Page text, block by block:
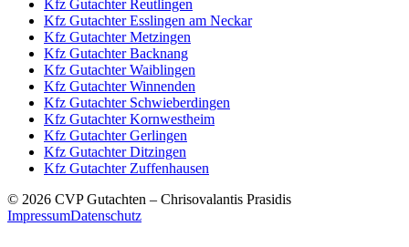
Kfz GutachterReutlingen
Kfz GutachterEsslingen am Neckar
Kfz GutachterMetzingen
Kfz GutachterBacknang
Kfz GutachterWaiblingen
Kfz GutachterWinnenden
Kfz Gutachter Schwieberdingen
Kfz GutachterKornwestheim
Kfz GutachterGerlingen
Kfz GutachterDitzingen
Kfz Gutachter Zuffenhausen
© 2026 CVP Gutachten – Chrisovalantis Prasidis
ImpressumDatenschutz